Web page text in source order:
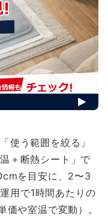
使う範囲を絞る」
＋断熱シート」で
を目安に、2〜3
用で1時間あたりの
や室温で変動）。